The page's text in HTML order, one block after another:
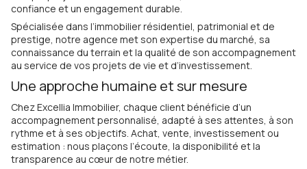
confiance et un engagement durable.
Spécialisée dans l’immobilier résidentiel, patrimonial et de
prestige, notre agence met son expertise du marché, sa
connaissance du terrain et la qualité de son accompagnement
au service de vos projets de vie et d’investissement.
Une approche humaine et sur mesure
Chez Excellia Immobilier, chaque client bénéficie d’un
accompagnement personnalisé, adapté à ses attentes, à son
rythme et à ses objectifs. Achat, vente, investissement ou
estimation : nous plaçons l’écoute, la disponibilité et la
transparence au cœur de notre métier.